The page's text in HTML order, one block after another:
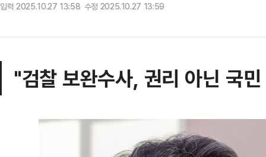
입력 2025.10.27 13:58 수정 2025.10.27 13:59
"검찰 보완수사, 권리 아닌 국